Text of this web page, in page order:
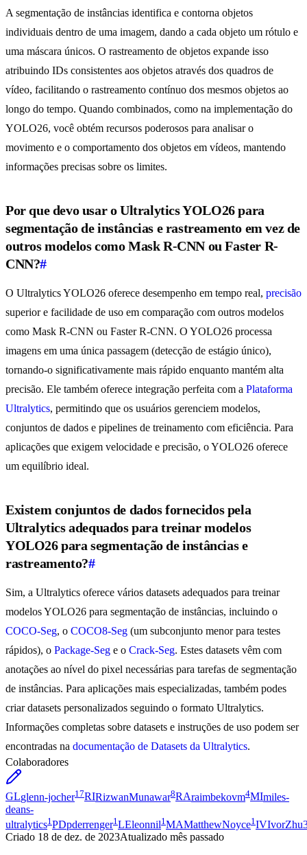
A segmentação de instâncias identifica e contorna objetos
individuais dentro de uma imagem, dando a cada objeto um rótulo e
uma máscara únicos. O rastreamento de objetos expande isso
atribuindo IDs consistentes aos objetos através dos quadros de
vídeo, facilitando o rastreamento contínuo dos mesmos objetos ao
longo do tempo. Quando combinados, como na implementação do
YOLO26, você obtém recursos poderosos para analisar o
movimento e o comportamento dos objetos em vídeos, mantendo
informações precisas sobre os limites.
Por que devo usar o Ultralytics YOLO26 para
segmentação de instâncias e rastreamento em vez de
outros modelos como Mask R-CNN ou Faster R-
CNN?#
O Ultralytics YOLO26 oferece desempenho em tempo real, precisão
superior e facilidade de uso em comparação com outros modelos
como Mask R-CNN ou Faster R-CNN. O YOLO26 processa
imagens em uma única passagem (detecção de estágio único),
tornando-o significativamente mais rápido enquanto mantém alta
precisão. Ele também oferece integração perfeita com a Plataforma
Ultralytics, permitindo que os usuários gerenciem modelos,
conjuntos de dados e pipelines de treinamento com eficiência. Para
aplicações que exigem velocidade e precisão, o YOLO26 oferece
um equilíbrio ideal.
Existem conjuntos de dados fornecidos pela
Ultralytics adequados para treinar modelos
YOLO26 para segmentação de instâncias e
rastreamento?#
Sim, a Ultralytics oferece vários datasets adequados para treinar
modelos YOLO26 para segmentação de instâncias, incluindo o
COCO-Seg, o COCO8-Seg (um subconjunto menor para testes
rápidos), o Package-Seg e o Crack-Seg. Estes datasets vêm com
anotações ao nível do pixel necessárias para tarefas de segmentação
de instâncias. Para aplicações mais especializadas, também podes
criar datasets personalizados seguindo o formato Ultralytics.
Informações completas sobre datasets e instruções de uso podem ser
encontradas na documentação de Datasets da Ultralytics.
Colaboradores
GLglenn-jocher17RIRizwanMunawar8RAraimbekovm4MImiles-
deans-
ultralytics1 PDpderrenger1 LEleonnil1 MAMatthewNoyce1 IV
Criado 18 de dez. de 2023Atualizado mês passado